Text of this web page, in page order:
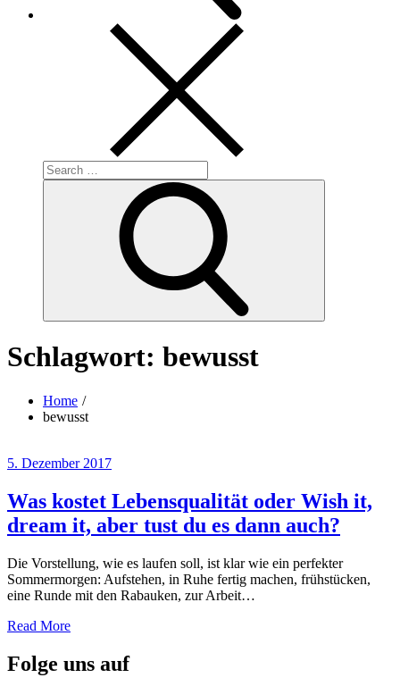
Search
for:
Schlagwort: bewusst
Home
bewusst
Posted
5. Dezember 2017
Was kostet Lebensqualität oder Wish it,
dream it, aber tust du es dann auch?
Die Vorstellung, wie es laufen soll, ist klar wie ein perfekter
Sommermorgen: Aufstehen, in Ruhe fertig machen, frühstücken,
eine Runde mit den Rabauken, zur Arbeit…
Read More
Folge uns auf